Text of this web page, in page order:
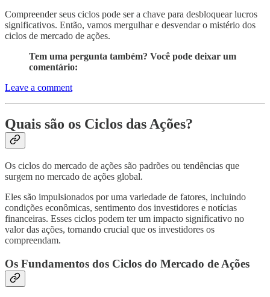
Compreender seus ciclos pode ser a chave para desbloquear lucros
significativos. Então, vamos mergulhar e desvendar o mistério dos
ciclos de mercado de ações.
Tem uma pergunta também? Você pode deixar um
comentário:
Leave a comment
Quais são os Ciclos das Ações?
Os ciclos do mercado de ações são padrões ou tendências que
surgem no mercado de ações global.
Eles são impulsionados por uma variedade de fatores, incluindo
condições econômicas, sentimento dos investidores e notícias
financeiras. Esses ciclos podem ter um impacto significativo no
valor das ações, tornando crucial que os investidores os
compreendam.
Os Fundamentos dos Ciclos do Mercado de Ações